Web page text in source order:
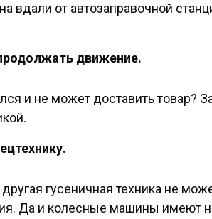
вдали от автозаправочной
движение.
и не может доставить товар?
гусеничная техника не
Да и колесные машины имеют